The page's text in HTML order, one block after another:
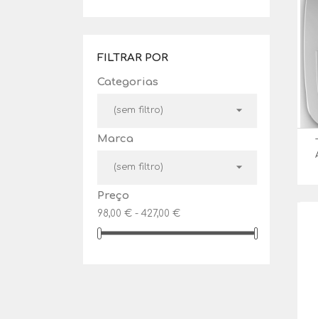
FILTRAR POR
Categorias
(sem filtro) 
Marca
(sem filtro) 
Preço
98,00 € - 427,00 €